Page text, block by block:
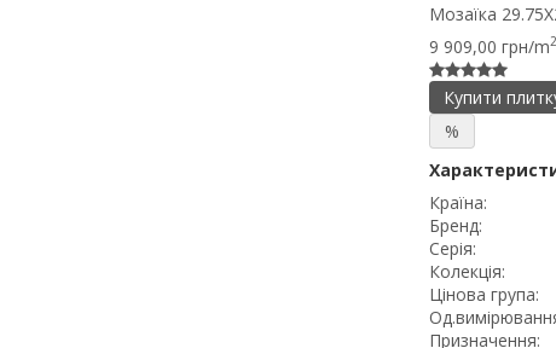
Мозаїка
9 909,00 грн/m2
Купити
%
Країна:
Бренд:
Серія:
Колекція:
Цінова група:
Призначення: